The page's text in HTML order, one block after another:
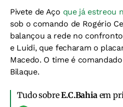
Pivete de Aço que já estreou
sob o comando de Rogério
balançou a rede no
e Luidi, que fecharam o
Macedo. O time é
Bilaque.
Tudo sobreE.C.Bahia em